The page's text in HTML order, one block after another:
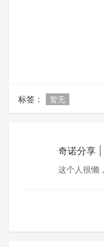
标签： 暂无
奇诺分享
这个人很懒